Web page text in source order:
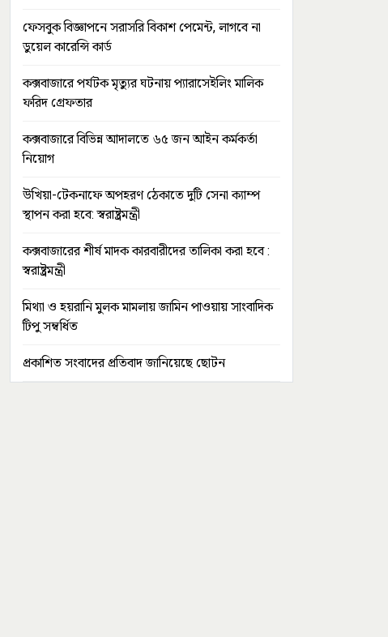
ফেসবুক বিজ্ঞাপনে সরাসরি বিকাশ পেমেন্ট, লাগবে না
ডুয়েল কারেন্সি কার্ড
কক্সবাজারে পর্যটক মৃত্যুর ঘটনায় প্যারাসেইলিং মালিক
ফরিদ গ্রেফতার
কক্সবাজারে বিভিন্ন আদালতে ৬৫ জন আইন কর্মকর্তা
নিয়োগ
উখিয়া-টেকনাফে অপহরণ ঠেকাতে দুটি সেনা ক্যাম্প
স্থাপন করা হবে: স্বরাষ্ট্রমন্ত্রী
কক্সবাজারের শীর্ষ মাদক কারবারীদের তালিকা করা হবে :
স্বরাষ্ট্রমন্ত্রী
মিথ্যা ও হয়রানি মুলক মামলায় জামিন পাওয়ায় সাংবাদিক
টিপু সম্বর্ধিত
প্রকাশিত সংবাদের প্রতিবাদ জানিয়েছে ছোটন